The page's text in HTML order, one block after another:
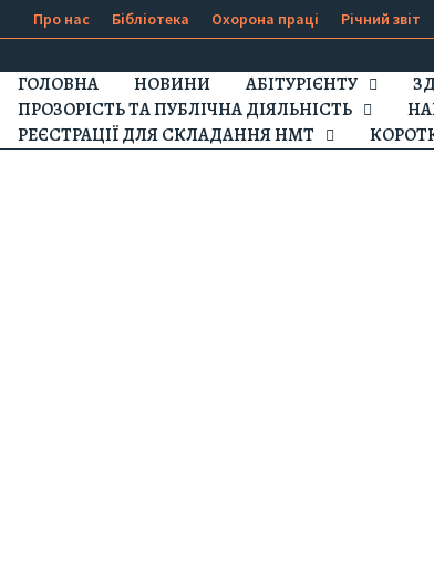
Про нас Бібліотека Охорона праці Річний звіт
ГОЛОВНА НОВИНИ АБІТУРІЄНТУ
ПРОЗОРІСТЬ ТА ПУБЛІЧНА ДІЯЛЬНІСТЬ
РЕЄСТРАЦІЇ ДЛЯ СКЛАДАННЯ НМТ